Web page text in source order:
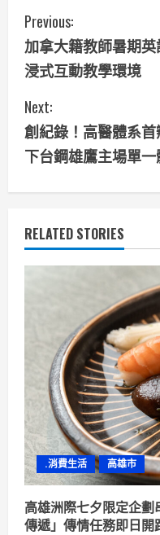
C
o
n
t
i
n
u
e
d
i
n
g
Previous:
加拿大籍教師暑期
浸式互動教學環境
Next:
創紀錄！高醫體系
下台鋼雄鷹主場單
RELATED STORIES
.消費生活 高雄市
高雄洲際七夕限定企
傳遞」傳情任務即日開